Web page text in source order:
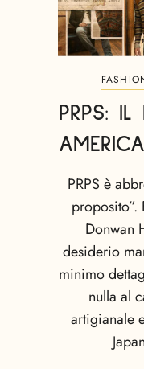
PRPS: IL
PRPS è
Donwan
desiderio
minimo
nulla al
artigianale